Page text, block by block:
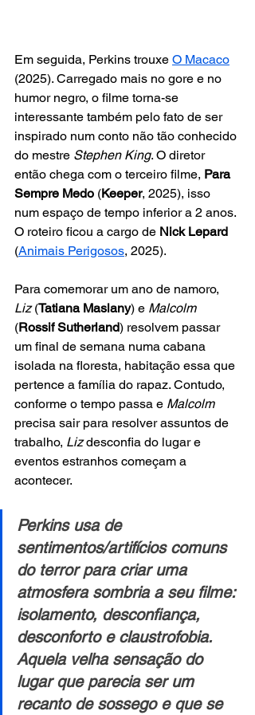
Em seguida, Perkins trouxe O Macaco
(2025). Carregado mais no gore e no
humor negro, o filme torna-se
interessante também pelo fato de ser
inspirado num conto não tão conhecido
do mestre Stephen King. O diretor
então chega com o terceiro filme, Para
Sempre Medo (Keeper, 2025), isso
num espaço de tempo inferior a 2 anos.
O roteiro ficou a cargo de Nick Lepard
(Animais Perigosos, 2025).
Para comemorar um ano de namoro,
Liz (Tatiana Maslany) e Malcolm
(Rossif Sutherland) resolvem passar
um final de semana numa cabana
isolada na floresta, habitação essa que
pertence a família do rapaz. Contudo,
conforme o tempo passa e Malcolm
precisa sair para resolver assuntos de
trabalho, Liz desconfia do lugar e
eventos estranhos começam a
acontecer.
Perkins usa de
sentimentos/artifícios comuns
do terror para criar uma
atmosfera sombria a seu filme:
isolamento, desconfiança,
desconforto e claustrofobia.
Aquela velha sensação do
lugar que parecia ser um
recanto de sossego e que se